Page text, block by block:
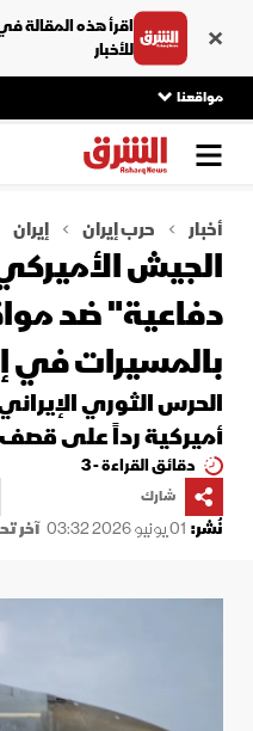
اقرأ هذه المقالة
للأخبار
مواقعنا
أخبار حرب إيران إيران
الجيش
دفاعية" ضد
بالمسيرات في
الحرس الثوري
أميركية رداً على
دقائق القراءة - 3
شارك
نُشر: 01 يونيو 2026 03:32 آخر